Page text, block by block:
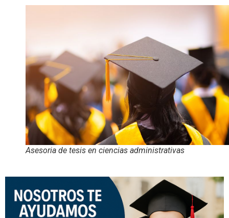
Asesoria de tesis en ciencias administrativas